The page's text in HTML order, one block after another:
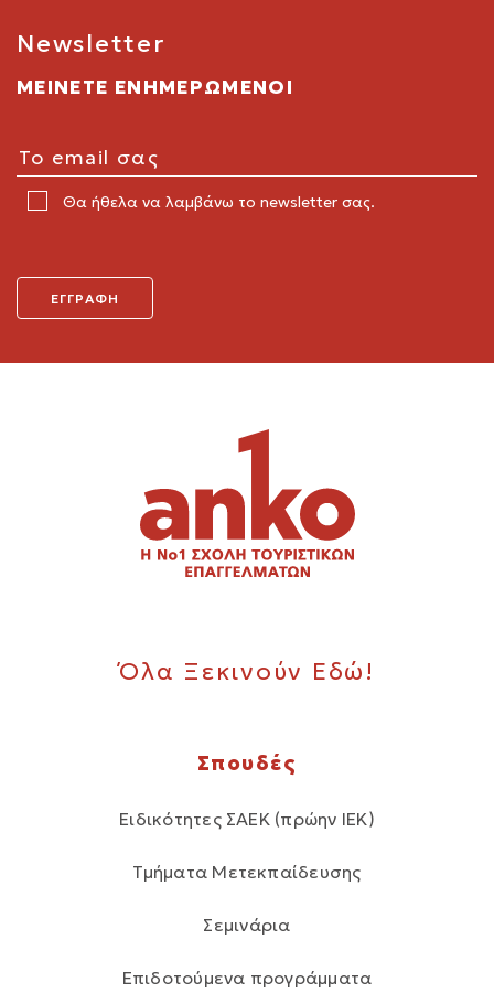
Newsletter
ΜΕΙΝΕΤΕ ΕΝΗΜΕΡΩΜΕΝΟΙ
Θα ήθελα να λαμβάνω το newsletter σας.
Όλα Ξεκινούν Εδώ!
Σπουδές
Ειδικότητες ΣΑΕΚ (πρώην ΙΕΚ)
Τμήματα Μετεκπαίδευσης
Σεμινάρια
Επιδοτούμενα προγράμματα